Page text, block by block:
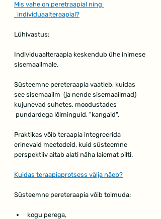
Mis vahe on peretraapial ning
individuaalteraapial?
Lühivastus:
Individuaalteraapia keskendub ühe inimese
sisemaailmale.
Süsteemne pereteraapia vaatleb, kuidas
see sisemaailm  (ja nende sisemaailmad)
kujunevad suhetes, moodustades
pundardega lõiminguid, "kangaid".
Praktikas võib teraapia integreerida
erinevaid meetodeid, kuid süsteemne
perspektiiv aitab alati näha laiemat pilti.
Kuidas teraapiaprotsess välja näeb?
Süsteemne pereteraapia võib toimuda:
kogu perega,